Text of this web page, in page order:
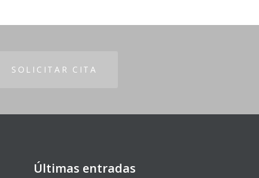
SOLICITAR CITA
Últimas entradas